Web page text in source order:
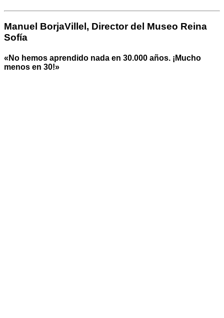
Manuel BorjaVillel, Director del Museo Reina
Sofía
«No hemos aprendido nada en 30.000 años. ¡Mucho
menos en 30!»